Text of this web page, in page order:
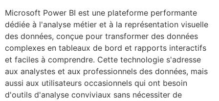
Microsoft Power BI est une plateforme performante
dédiée à l'analyse métier et à la représentation visuelle
des données, conçue pour transformer des données
complexes en tableaux de bord et rapports interactifs
et faciles à comprendre. Cette technologie s'adresse
aux analystes et aux professionnels des données, mais
aussi aux utilisateurs occasionnels qui ont besoin
d'outils d'analyse conviviaux sans nécessiter de